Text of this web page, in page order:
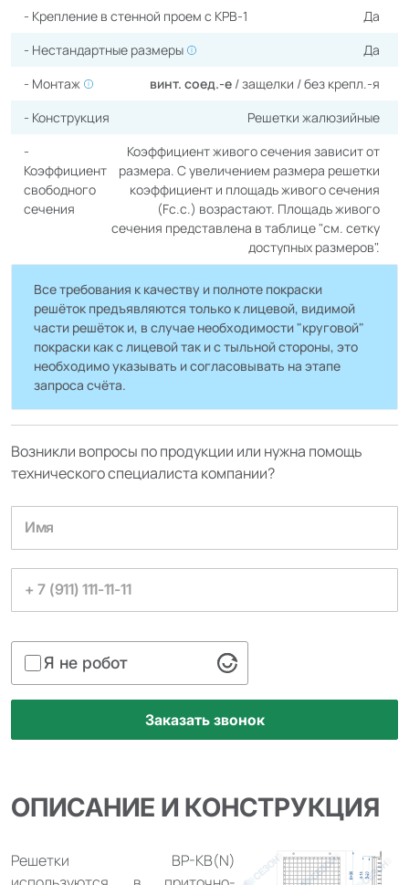
- Крепление в стенной проем с КРВ-1
Да
- Нестандартные размеры
Да
- Монтаж
винт. соед.-е /защелки /без крепл.-я
- Конструкция
Решетки жалюзийные
-
Коэффициент
свободного
сечения
Коэффициент живого сечения зависит от
размера. С увеличением размера решетки
коэффициент и площадь живого сечения
(Fc.c.) возрастают. Площадь живого
сечения представлена в таблице "cм. сетку
доступных размеров".
Все требования к качеству и полноте покраски
решёток предъявляются только к лицевой, видимой
части решёток и, в случае необходимости "круговой"
покраски как с лицевой так и с тыльной стороны, это
необходимо указывать и согласовывать на этапе
запроса счёта.
Возникли вопросы по продукции или нужна помощь
технического специалиста компании?
Я не робот
ОПИСАНИЕ И КОНСТРУКЦИЯ
Решетки ВР-КВ(N)